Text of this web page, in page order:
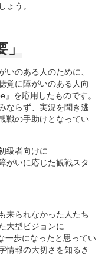
ょう。
のある人のために、
覚に障がいのある人向
を応用したものです。
ならず、実況を聞き逃
戦の手助けとなってい
級者向けに
がいに応じた観戦スタ
来られなかった人たち
大型ビジョンに
一歩になったと思ってい
情報の大切さを知るき